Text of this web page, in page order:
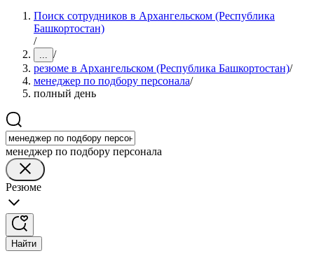
Поиск сотрудников в Архангельском (Республика
Башкортостан)
/
... /
резюме в Архангельском (Республика Башкортостан)/
менеджер по подбору персонала/
полный день
менеджер по подбору персонала
Резюме
Найти